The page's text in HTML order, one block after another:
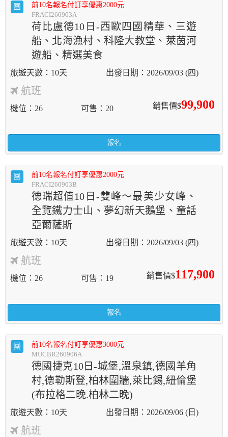
團
前10名報名付訂享優惠2000元
FRACI260903A
荷比盧德10日-西歐四國精華、三遊
船、北海漁村、科隆大教堂、萊茵河
遊船、精選美食
10天 2026/09/03 (四)
航班
銷售價$99,900
機位 26 可售 20
報名
團
前10名報名付訂享優惠2000元
FRACI260903B
德瑞超值10日-雙峰～最美少女峰、
全覽鐵力士山、夢幻新天鵝堡、童話
亞爾薩斯
10天 2026/09/03 (四)
航班
銷售價$117,900
機位 26 可售 19
報名
團
前10名報名付訂享優惠3000元
MUCBR260906A
德國捷克10日-城堡,溫泉鎮,德國羊角
村,德勒斯登,柏林圍牆,萊比錫,紐倫堡
(布拉格二晚.柏林二晚)
10天 2026/09/06 (日)
航班